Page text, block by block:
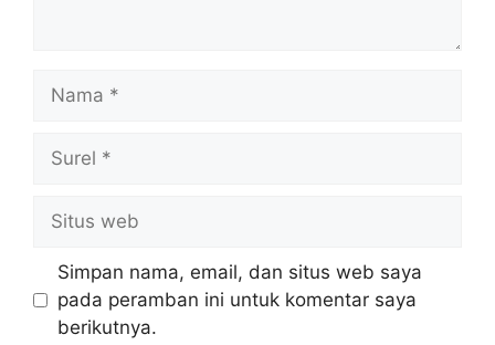
Nama
Surel
Situs
web
Simpan nama, email, dan situs web saya
pada peramban ini untuk komentar saya
berikutnya.